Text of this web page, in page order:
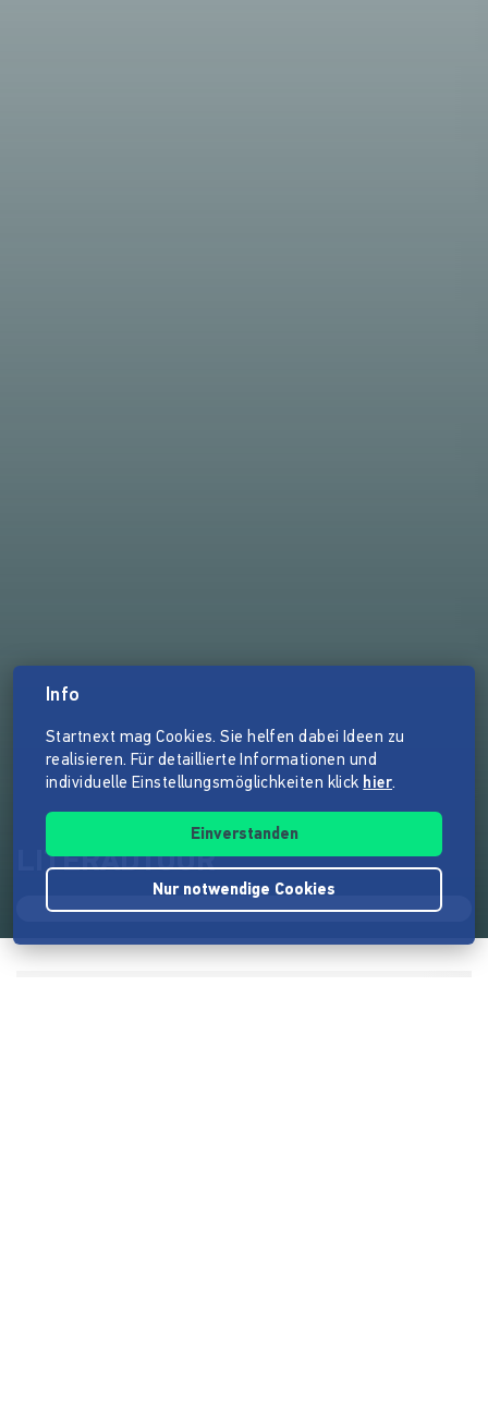
LITERADTOUR
Info
Startnext mag Cookies. Sie helfen dabei Ideen zu
realisieren. Für detaillierte Informationen und
individuelle Einstellungsmöglichkeiten klick hier.
Einverstanden
Nur notwendige Cookies